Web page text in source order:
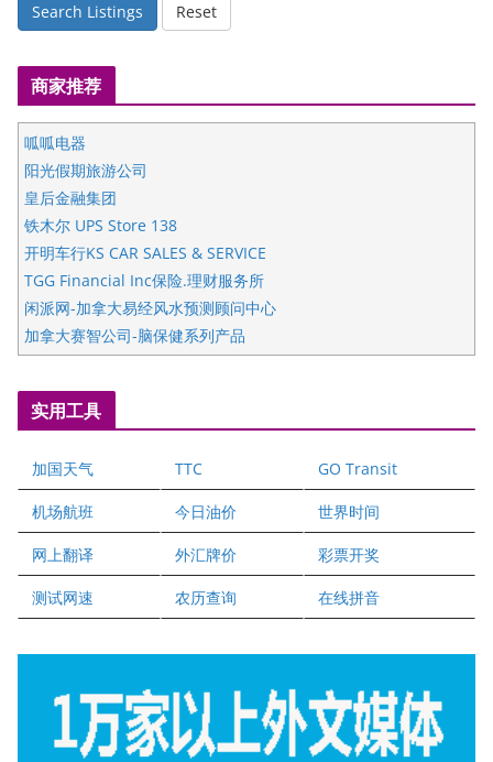
Search Listings Reset
商家推荐
呱呱电器
阳光假期旅游公司
皇后金融集团
铁木尔 UPS Store 138
开明车行KS CAR SALES & SERVICE
TGG Financial Inc保险.理财服务所
闲派网-加拿大易经风水预测顾问中心
加拿大赛智公司-脑保健系列产品
国际注册执业营养师公会
爱德华连锁酒店万锦分店
健健宝公司
二十一世纪美联地产公司
全球趋势移民留学
盛达资本
实用工具
加国天气 TTC GO Transit
机场航班 今日油价 世界时间
网上翻译 外汇牌价 彩票开奖
测试网速 农历查询 在线拼音